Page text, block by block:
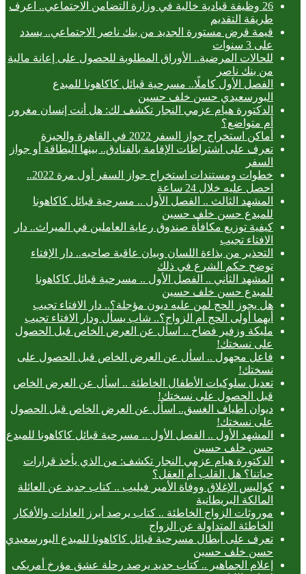
26 وظيفة قيادية خالية في وزارة التضامن الاجتماعي.. اعرف
طريقة التقديم
قيمة قرض مستورة الجديد من بنك ناصر الاجتماعي.. يسدد
على 3 سنوات
للحالات المرضية.. الأوراق المطلوبة للحصول على إعانة مالية
من بنك ناصر
الفصل الأول كاملًا.. مسرحية قبائل كاكاهونا للمبدع
البورسعيدي حسن خلف حسين
الدكتورة هيام عزمي النجار تكشف لك: هل أنت إنسان مغرور
أم متواضع؟
أماكن استخراج جواز السفر 2022 في القاهرة والجيزة
تعرف على اشتراطات الإقامة بالفنادق.. بينها البطاقة أو جواز
السفر
خطوات ومستندات استخراج جواز السفر أول مرة 2022..
احصل عليه خلال 24 ساعة
المشهد الثالث .. الفصل الأول .. مسرحية قبائل كاكاهونا
للمبدع حسن خلف حسين
كيفية توزيع مكافأة صندوق رعاية العاملين في الميراث.. دار
الافتاء تجيب
التحذير من بذاءة اللسان وبيان عاقبة صاحبه.. دار الإفتاء
توضح حكم الشرع في ذلك
المشهد الثاني .. الفصل الأول .. مسرحية قبائل كاكاهونا
للمبدع حسن خلف حسين
هل يجوز الحج لمن عليه ديون مؤجلة؟.. دار الافتاء تجيب
أيهما أولى الحج أم الزواج؟.. شاب يسأل ودار الافتاء تجيب
مليكة وزفير فضاح .. اسأل عن العرض الخاص قبل الحصول
على نسختك!
فاعل مجهول .. اسأل عن العرض الخاص قبل الحصول على
نسختك!
تعديل سلوكيات الأطفال الخاطئة .. اسأل عن العرض الخاص
قبل الحصول على نسختك!
ديوان أطياف الغسق.. اسأل عن العرض الخاص قبل الحصول
على نسختك!
المشهد الأول .. الفصل الأول .. مسرحية قبائل كاكاهونا للمبدع
حسن خلف حسين
الدكتورة هيام عزمي النجار تكشف: من الذي يأخذ قرارات
حياتنا؟ هل القلب أم العقل؟
كواليس الإغلاق ووفاة الأمير فيليب .. كتاب جديد عن العائلة
المالكة البريطانية
موروثات الزواج الخاطئة .. كتاب يرصد أبرز العادات والأفكار
الخاطئة المتداولة عن الزواج
تعرف على أبطال مسرحية قبائل كاكاهونا للمبدع البورسعيدي
حسن خلف حسين
إعلام الجماهير .. كتاب جديد يرصد رحلة عشق مؤرخ أمريكى